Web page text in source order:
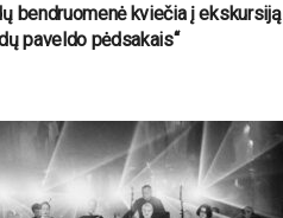
bendruomenė kviečia į ekskursiją
paveldo pėdsakais“